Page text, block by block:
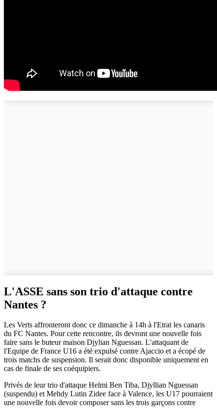
L'ASSE sans son trio d'attaque contre
Nantes ?
Les Verts affronteront donc ce dimanche à 14h à l'Etrat les canaris
du FC Nantes. Pour cette rencontre, ils devront une nouvelle fois
faire sans le buteur maison Djylian Nguessan. L'attaquant de
l'Equipe de France U16 a été expulsé contre Ajaccio et a écopé de
trois matchs de suspension. Il serait donc disponible uniquement en
cas de finale de ses coéquipiers.
Privés de leur trio d'attaque Helmi Ben Tiba, Djyllian Nguessan
(suspendu) et Mehdy Lutin Zidee face à Valence, les U17 pourraient
une nouvelle fois devoir composer sans les trois garçons contre